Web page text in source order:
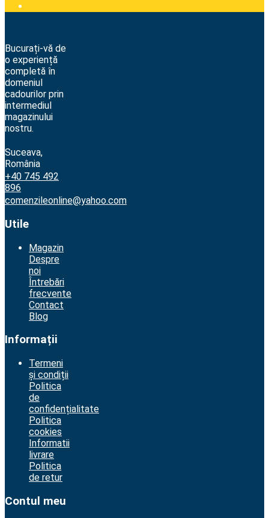
Bucurați-vă de
o experiență
completă în
domeniul
cadourilor prin
intermediul
magazinului
nostru.
Suceava,
România
+40 745 492
896
comenzileonline@yahoo.com
Utile
Magazin
Despre
noi
Întrebări
frecvente
Contact
Blog
Informații
Termeni
și condiții
Politica
de
confidențialitate
Politica
cookies
Informatii
livrare
Politica
de retur
Contul meu